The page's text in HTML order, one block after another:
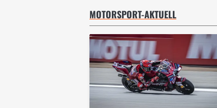
MOTORSPORT-AKTUELL